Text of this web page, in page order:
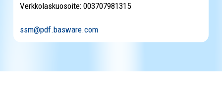
Verkkolaskuosoite: 003707981315
ssm@pdf.basware.com